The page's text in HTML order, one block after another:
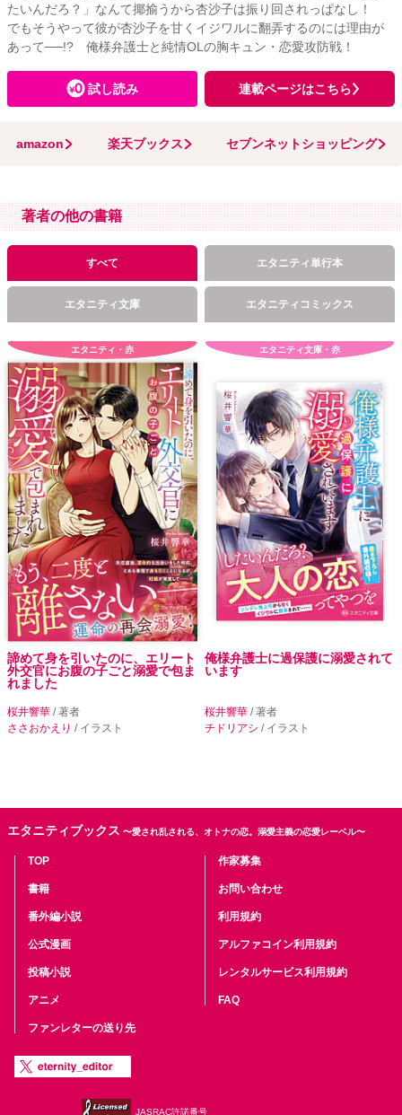
たいんだろ？」なんて揶揄うから杏沙子は振り回されっぱなし！
でもそうやって彼が杏沙子を甘くイジワルに翻弄するのには理由が
あって──!? 俺様弁護士と純情OLの胸キュン・恋愛攻防戦！
試し読み 連載ページはこちら
amazon 楽天ブックス セブンネットショッピング
著者の他の書籍
すべて エタニティ単行本
エタニティ文庫 エタニティコミックス
エタニティ・赤
諦めて身を引いたのに、エリート
外交官にお腹の子ごと溺愛で包ま
れました
桜井響華 / 著者
ささおかえり / イラスト
エタニティ文庫・赤
俺様弁護士に過保護に溺愛されて
います
桜井響華 / 著者
チドリアシ / イラスト
エタニティブックス 〜愛され乱される、オトナの恋。溺愛主義の恋愛レーベル〜
TOP
書籍
番外編小説
公式漫画
投稿小説
アニメ
ファンレターの送り先
作家募集
お問い合わせ
利用規約
アルファコイン利用規約
レンタルサービス利用規約
FAQ
JASRAC許諾番号